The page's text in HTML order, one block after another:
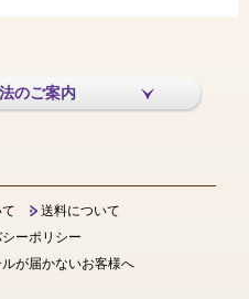
のご案内
送料について
ーポリシー
ルが届かないお客様へ